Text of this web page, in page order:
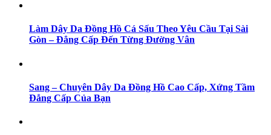
Làm Dây Da Đồng Hồ Cá Sấu Theo Yêu Cầu Tại Sài
Gòn – Đẳng Cấp Đến Từng Đường Vân
Sang – Chuyên Dây Da Đồng Hồ Cao Cấp, Xứng Tầm
Đẳng Cấp Của Bạn